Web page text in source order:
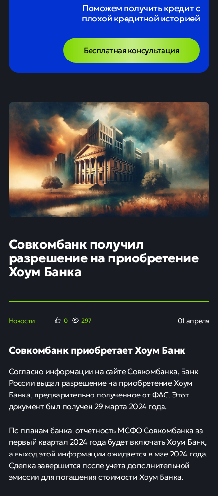
Поможем получить кредит с
плохой кредитной историей
Бесплатная консультация
Совкомбанк получил
разрешение на приобретение
Хоум Банка
Новости 0 297 01 апреля
Совкомбанк приобретает Хоум Банк
Согласно информации на сайте Совкомбанка, Банк
России выдал разрешение на приобретение Хоум
Банка, предварительно полученное от ФАС. Этот
документ был получен 29 марта 2024 года.
По планам банка, отчетность МСФО Совкомбанка за
первый квартал 2024 года будет включать Хоум Банк,
а выход этой информации ожидается в мае 2024 года.
Сделка завершится после учета дополнительной
эмиссии для погашения стоимости Хоум Банка.